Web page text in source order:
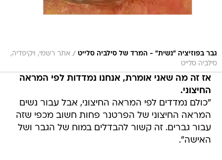
גבר בפוזיציה "נשית" - המרד של סילביה סלייט / אתר רשמי, ויקיפדיה,
סילביה סלייט
אז זה מה שאני אומרת, אנחנו נמדדות לפי המראה
החיצוני.
"כולם נמדדים לפי המראה החיצוני, אבל עבור נשים
המראה החיצוני של הפרטנר פחות חשוב מכפי שזה
עבור גברים. זה קשור להבדלים במוח של הגבר ושל
האישה".